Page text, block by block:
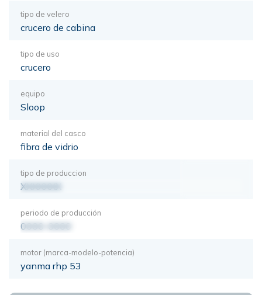
tipo de velero
crucero de cabina
tipo de uso
crucero
equipo
Sloop
material del casco
fibra de vidrio
tipo de produccion
XXXXXXX
periodo de producción
0000-0000
motor (marca-modelo-potencia)
yanma rhp 53